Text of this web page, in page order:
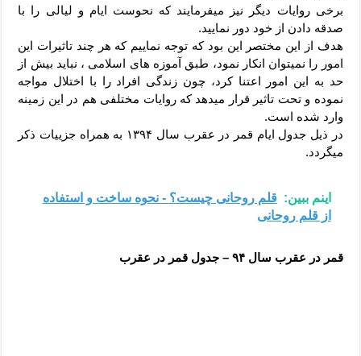
برخی روایات دیگر نیز میفرمایند که نحوست ایام و لیالی را با
صدقه دادن از خود دور نمایید.
هدف از این مختصر این بود که توجه نماییم که هر چند تاثیرات این
امور را نمیتوان انکار نمود، طبق آموزه های اسلامی ، نباید بیش از
حد به این امور اعتنا کرد، چون زندگی افراد را با اختلال مواجه
نموده و تحت تاثیر قرار میدهد که روایات مختلفی هم در این زمینه
وارد شده است.
در ذیل جدول ایام قمر در عقرب سال ۱۳۹۴ به همراه جزییات ذکر
میگردد.
اینم ببین: قلم روحانی چیست؟ - نحوه ساخت و استفاده
از قلم روحانی
قمر در عقرب سال ۹۴ – جدول قمر در عقرب